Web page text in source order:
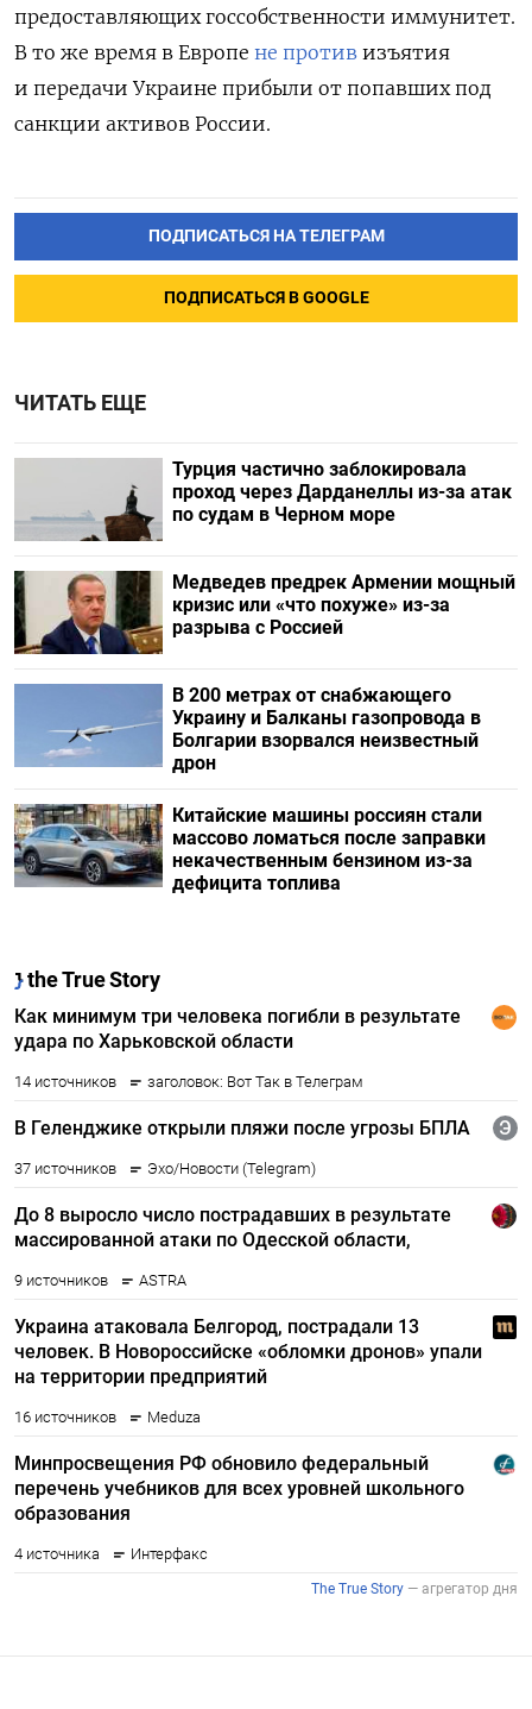
предоставляющих госсобственности иммунитет.
В то же время в Европе не против изъятия
и передачи Украине прибыли от попавших под
санкции активов России.
ПОДПИСАТЬСЯ НА ТЕЛЕГРАМ
ПОДПИСАТЬСЯ В GOOGLE
ЧИТАТЬ ЕЩЕ
Турция частично заблокировала
проход через Дарданеллы из-за атак
по судам в Черном море
Медведев предрек Армении мощный
кризис или «что похуже» из-за
разрыва с Россией
В 200 метрах от снабжающего
Украину и Балканы газопровода в
Болгарии взорвался неизвестный
дрон
Китайские машины россиян стали
массово ломаться после заправки
некачественным бензином из-за
дефицита топлива